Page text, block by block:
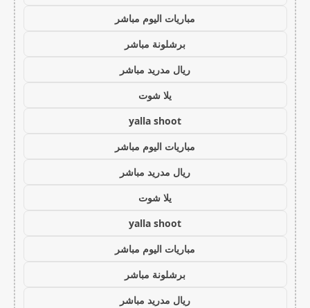
مباريات اليوم مباشر
برشلونة مباشر
ريال مدريد مباشر
يلا شوت
yalla shoot
مباريات اليوم مباشر
ريال مدريد مباشر
يلا شوت
yalla shoot
مباريات اليوم مباشر
برشلونة مباشر
ريال مدريد مباشر